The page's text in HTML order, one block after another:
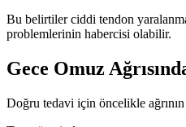
Bu belirtiler ciddi tendon
problemlerinin habercisi olabilir.
Gece Omuz
Doğru tedavi için öncelikle